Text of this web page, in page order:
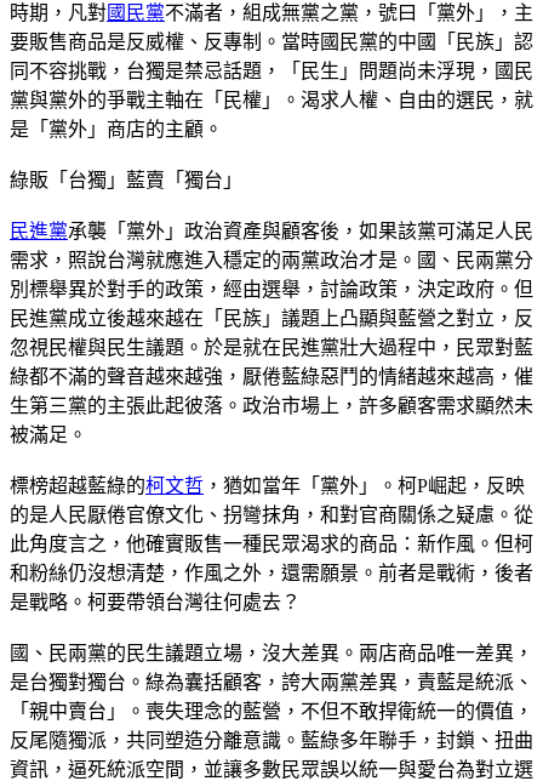
時期，凡對國民黨不滿者，組成無黨之黨，號曰「黨外」，主
要販售商品是反威權、反專制。當時國民黨的中國「民族」認
同不容挑戰，台獨是禁忌話題，「民生」問題尚未浮現，國民
黨與黨外的爭戰主軸在「民權」。渴求人權、自由的選民，就
是「黨外」商店的主顧。
綠販「台獨」藍賣「獨台」
民進黨承襲「黨外」政治資產與顧客後，如果該黨可滿足人民
需求，照說台灣就應進入穩定的兩黨政治才是。國、民兩黨分
別標舉異於對手的政策，經由選舉，討論政策，決定政府。但
民進黨成立後越來越在「民族」議題上凸顯與藍營之對立，反
忽視民權與民生議題。於是就在民進黨壯大過程中，民眾對藍
綠都不滿的聲音越來越強，厭倦藍綠惡鬥的情緒越來越高，催
生第三黨的主張此起彼落。政治市場上，許多顧客需求顯然未
被滿足。
標榜超越藍綠的柯文哲 ，猶如當年「黨外」。柯P崛起，反映
的是人民厭倦官僚文化、拐彎抹角，和對官商關係之疑慮。從
此角度言之，他確實販售一種民眾渴求的商品：新作風。但柯
和粉絲仍沒想清楚，作風之外，還需願景。前者是戰術，後者
是戰略。柯要帶領台灣往何處去？
國、民兩黨的民生議題立場，沒大差異。兩店商品唯一差異，
是台獨對獨台。綠為囊括顧客，誇大兩黨差異，責藍是統派、
「親中賣台」。喪失理念的藍營，不但不敢捍衛統一的價值，
反尾隨獨派，共同塑造分離意識。藍綠多年聯手，封鎖、扭曲
資訊，逼死統派空間，並讓多數民眾誤以統一與愛台為對立選